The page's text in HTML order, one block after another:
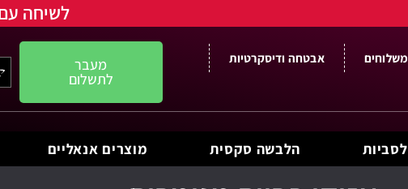
לשיחה
משלוחים
אבטחה ודיסקרטיות
מעבר
לתשלום
לסביות הלבשה סקסית מוצרים אנאליים